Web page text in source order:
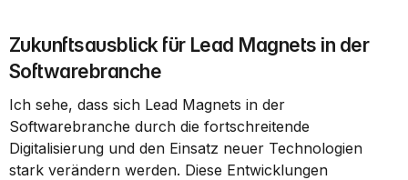
Zukunftsausblick für Lead Magnets in der
Softwarebranche
Ich sehe, dass sich Lead Magnets in der
Softwarebranche durch die fortschreitende
Digitalisierung und den Einsatz neuer Technologien
stark verändern werden. Diese Entwicklungen